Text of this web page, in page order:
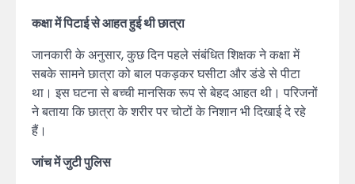
कक्षा में पिटाई से आहत हुई थी छात्रा
जानकारी के अनुसार, कुछ दिन पहले संबंधित शिक्षक ने कक्षा में
सबके सामने छात्रा को बाल पकड़कर घसीटा और डंडे से पीटा
था। इस घटना से बच्ची मानसिक रूप से बेहद आहत थी। परिजनों
ने बताया कि छात्रा के शरीर पर चोटों के निशान भी दिखाई दे रहे
हैं।
जांच में जुटी पुलिस